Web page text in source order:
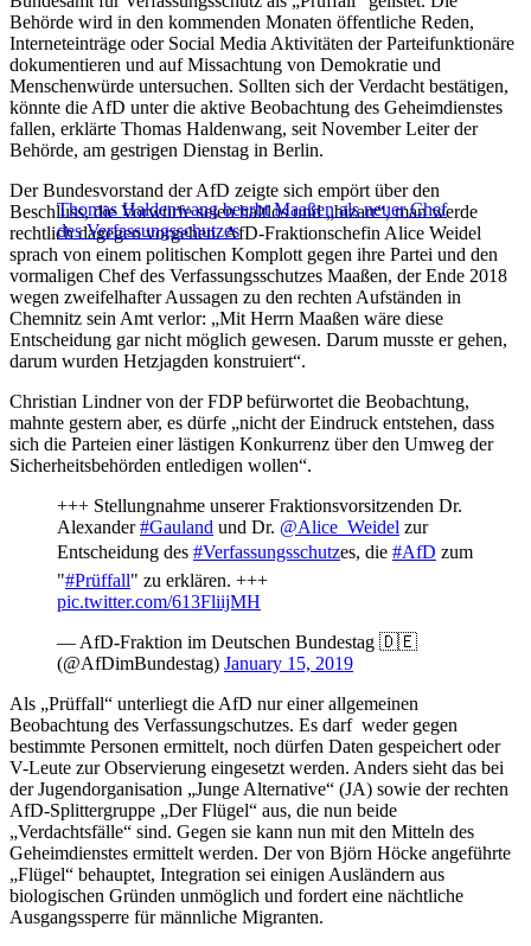
Behörde wird in den kommenden Monaten öffentliche Reden,
Interneteinträge oder Social Media Aktivitäten der Parteifunktionäre
dokumentieren und auf Missachtung von Demokratie und
Menschenwürde untersuchen. Sollten sich der Verdacht bestätigen,
könnte die AfD unter die aktive Beobachtung des Geheimdienstes
fallen, erklärte Thomas Haldenwang, seit November Leiter der
Behörde, am gestrigen Dienstag in Berlin.
Thomas Haldenwang beerbt Maaßen als neuer Chef
des Verfassungsschutzes
Der Bundesvorstand der AfD zeigte sich empört über den
Beschluss, die Vorwürfe seien haltlos und „bizarr“, man werde
rechtlich dagegen vorgehen. AfD-Fraktionschefin Alice Weidel
sprach von einem politischen Komplott gegen ihre Partei und den
vormaligen Chef des Verfassungsschutzes Maaßen, der Ende 2018
wegen zweifelhafter Aussagen zu den rechten Aufständen in
Chemnitz sein Amt verlor: „Mit Herrn Maaßen wäre diese
Entscheidung gar nicht möglich gewesen. Darum musste er gehen,
darum wurden Hetzjagden konstruiert“.
Christian Lindner von der FDP befürwortet die Beobachtung,
mahnte gestern aber, es dürfe „nicht der Eindruck entstehen, dass
sich die Parteien einer lästigen Konkurrenz über den Umweg der
Sicherheitsbehörden entledigen wollen“.
+++ Stellungnahme unserer Fraktionsvorsitzenden Dr.
Alexander#Gauland und Dr. @Alice_Weidel zur
Entscheidung des #Verfassungsschutzes, die #AfD zum
"#Prüffall" zu erklären. +++
pic.twitter.com/613FliijMH
— AfD-Fraktion im Deutschen Bundestag 🇩🇪
(@AfDimBundestag) January 15, 2019
Als „Prüffall“ unterliegt die AfD nur einer allgemeinen
Beobachtung des Verfassungschutzes. Es darf weder gegen
bestimmte Personen ermittelt, noch dürfen Daten gespeichert oder
V-Leute zur Observierung eingesetzt werden. Anders sieht das bei
der Jugendorganisation „Junge Alternative“ (JA) sowie der rechten
AfD-Splittergruppe „Der Flügel“ aus, die nun beide
„Verdachtsfälle“ sind. Gegen sie kann nun mit den Mitteln des
Geheimdienstes ermittelt werden. Der von Björn Höcke angeführte
„Flügel“ behauptet, Integration sei einigen Ausländern aus
biologischen Gründen unmöglich und fordert eine nächtliche
Ausgangssperre für männliche Migranten.